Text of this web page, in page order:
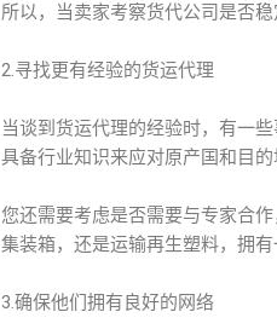
所以，当卖家考察货代公司是否
2.寻找更有经验的货运代理
当谈到货运代理的经验时，有一
具备行业知识来应对原产国和目的
您还需要考虑是否需要与专家合
集装箱，还是运输再生塑料，拥
3.确保他们拥有良好的网络